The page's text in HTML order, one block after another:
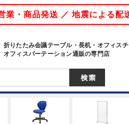
業・商品発送 ／ 地震による
折りたたみ会議テーブル・長机・オフィスチ
オフィスパーテーション通販の専門店